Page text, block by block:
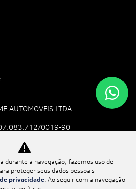
AUTOMOVEIS LTDA
0019-90
o
durante a navegação, fazemos uso de
proteger seus dados pessoais
privacidade. Ao seguir com a navegação